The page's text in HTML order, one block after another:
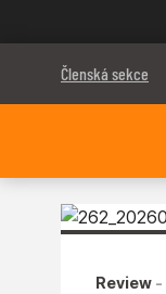
Členská sekce
Review -